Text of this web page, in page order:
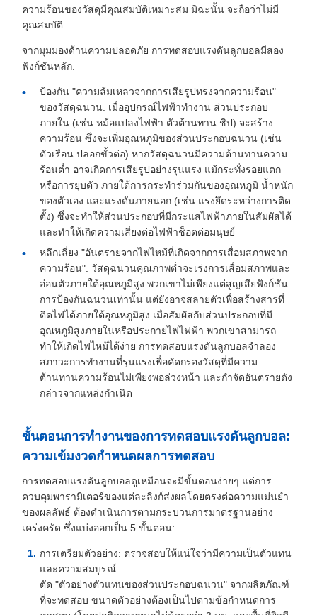
ความร้อนของวัสดุมีคุณสมบัติเหมาะสม มิฉะนั้น จะถือว่าไม่มี
คุณสมบัติ
จากมุมมองด้านความปลอดภัย การทดสอบแรงดันลูกบอลมีสอง
ฟังก์ชันหลัก:
ป้องกัน "ความล้มเหลวจากการเสียรูปทรงจากความร้อน"
ของวัสดุฉนวน: เมื่ออุปกรณ์ไฟฟ้าทำงาน ส่วนประกอบ
ภายใน (เช่น หม้อแปลงไฟฟ้า ตัวต้านทาน ชิป) จะสร้าง
ความร้อน ซึ่งจะเพิ่มอุณหภูมิของส่วนประกอบฉนวน (เช่น
ตัวเรือน ปลอกขั้วต่อ) หากวัสดุฉนวนมีความต้านทานความ
ร้อนต่ำ อาจเกิดการเสียรูปอย่างรุนแรง แม้กระทั่งรอยแตก
หรือการยุบตัว ภายใต้การกระทำร่วมกันของอุณหภูมิ น้ำหนัก
ของตัวเอง และแรงดันภายนอก (เช่น แรงยึดระหว่างการติด
ตั้ง) ซึ่งจะทำให้ส่วนประกอบที่มีกระแสไฟฟ้าภายในสัมผัสได้
และทำให้เกิดความเสี่ยงต่อไฟฟ้าช็อตต่อมนุษย์
หลีกเลี่ยง "อันตรายจากไฟไหม้ที่เกิดจากการเสื่อมสภาพจาก
ความร้อน": วัสดุฉนวนคุณภาพต่ำจะเร่งการเสื่อมสภาพและ
อ่อนตัวภายใต้อุณหภูมิสูง พวกเขาไม่เพียงแต่สูญเสียฟังก์ชัน
การป้องกันฉนวนเท่านั้น แต่ยังอาจสลายตัวเพื่อสร้างสารที่
ติดไฟได้ภายใต้อุณหภูมิสูง เมื่อสัมผัสกับส่วนประกอบที่มี
อุณหภูมิสูงภายในหรือประกายไฟไฟฟ้า พวกเขาสามารถ
ทำให้เกิดไฟไหม้ได้ง่าย การทดสอบแรงดันลูกบอลจำลอง
สภาวะการทำงานที่รุนแรงเพื่อคัดกรองวัสดุที่มีความ
ต้านทานความร้อนไม่เพียงพอล่วงหน้า และกำจัดอันตรายดัง
กล่าวจากแหล่งกำเนิด
ขั้นตอนการทำงานของการทดสอบแรงดันลูกบอล:
ความเข้มงวดกำหนดผลการทดสอบ
การทดสอบแรงดันลูกบอลดูเหมือนจะมีขั้นตอนง่ายๆ แต่การ
ควบคุมพารามิเตอร์ของแต่ละลิงก์ส่งผลโดยตรงต่อความแม่นยำ
ของผลลัพธ์ ต้องดำเนินการตามกระบวนการมาตรฐานอย่าง
เคร่งครัด ซึ่งแบ่งออกเป็น 5 ขั้นตอน:
การเตรียมตัวอย่าง: ตรวจสอบให้แน่ใจว่ามีความเป็นตัวแทน
และความสมบูรณ์
ตัด "ตัวอย่างตัวแทนของส่วนประกอบฉนวน" จากผลิตภัณฑ์
ที่จะทดสอบ ขนาดตัวอย่างต้องเป็นไปตามข้อกำหนดการ